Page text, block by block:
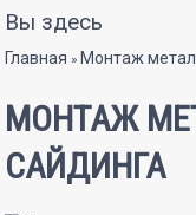
Вы здесь
Главная » Монтаж
МОНТАЖ
САЙДИНГА